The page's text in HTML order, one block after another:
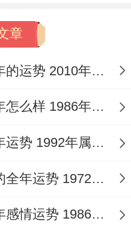
办陷入「闪电恋
恋状况。毫无疑问,
4月同10-11月在这
就因工作压力疏于
危机 后来通过共同
章
2010年属虎人在2026年的运势 2010年属虎人2026
1986年属虎的人2026年怎么样 1986年属虎的5位吉利数字
1992年属猴的人2026年运势 1992年属猴人2026年运势及运程
1972年属鼠在2026年的全年运势 1972年属鼠在52岁后的运气
1986年属虎的人2026年感情运势 1986年属虎的人这一生婚姻怎么样